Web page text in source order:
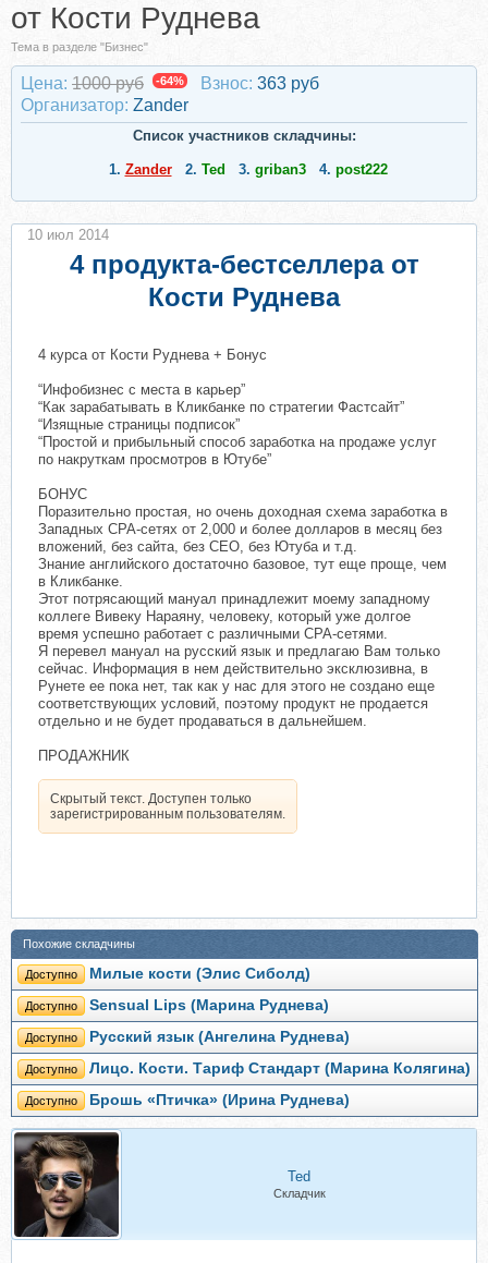
от Кости Руднева
Тема в разделе "Бизнес"
Цена: 1000 руб -64% Взнос: 363 руб
Организатор: Zander
Список участников складчины:
1. Zander 2. Ted 3. griban3 4. post222
4 продукта-бестселлера от
Кости Руднева
4 курса от Кости Руднева + Бонус
“Инфобизнес с места в карьер”
“Как зарабатывать в Кликбанке по стратегии Фастсайт”
“Изящные страницы подписок”
“Простой и прибыльный способ заработка на продаже услуг
по накруткам просмотров в Ютубе”
БОНУС
Поразительно простая, но очень доходная схема заработка в
Западных CPA-сетях от 2,000 и более долларов в месяц без
вложений, без сайта, без СЕО, без Ютуба и т.д.
Знание английского достаточно базовое, тут еще проще, чем
в Кликбанке.
Этот потрясающий мануал принадлежит моему западному
коллеге Вивеку Нараяну, человеку, который уже долгое
время успешно работает с различными CPA-сетями.
Я перевел мануал на русский язык и предлагаю Вам только
сейчас. Информация в нем действительно эксклюзивна, в
Рунете ее пока нет, так как у нас для этого не создано еще
соответствующих условий, поэтому продукт не продается
отдельно и не будет продаваться в дальнейшем.
ПРОДАЖНИК
Скрытый текст. Доступен только
зарегистрированным пользователям.
10 июл 2014
Похожие складчины
Доступно Милые кости (Элис Сиболд)
Доступно Sensual Lips (Марина Руднева)
Доступно Русский язык (Ангелина Руднева)
Доступно Лицо. Кости. Тариф Стандарт (Марина Колягина)
Доступно Брошь «Птичка» (Ирина Руднева)
Ted
Складчик